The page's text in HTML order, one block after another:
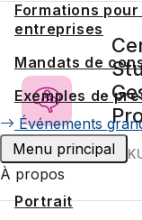
Formations pour
entreprises
Mandats de
Exemples de
Événements
Menu principal
À propos
Portrait